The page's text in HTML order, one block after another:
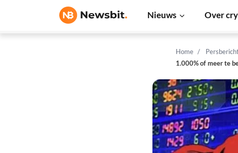
Nieuws Over
Home
1.000% of meer te